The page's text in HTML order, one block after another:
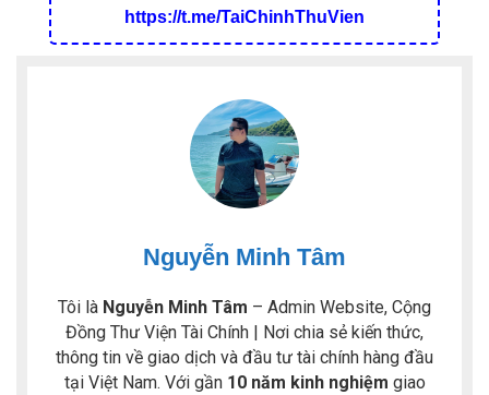
https://t.me/TaiChinhThuVien
Nguyễn Minh Tâm
Tôi là Nguyễn Minh Tâm – Admin Website, Cộng
Đồng Thư Viện Tài Chính | Nơi chia sẻ kiến thức,
thông tin về giao dịch và đầu tư tài chính hàng đầu
tại Việt Nam. Với gần 10 năm kinh nghiệm giao